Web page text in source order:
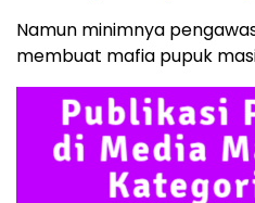
Namun minimnya
membuat mafia pupuk